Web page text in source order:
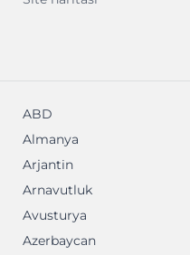
ABD
Almanya
Arjantin
Arnavutluk
Avusturya
Azerbaycan